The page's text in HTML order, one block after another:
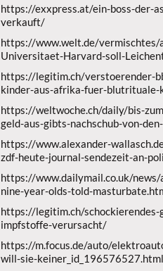
https://exxpress.at/ein-boss-der-
verkauft/
https://www.welt.de/
Universitaet-Harvard-soll-
https://legitim.ch/verstoerender-
kinder-aus-afrika-fuer-
https://weltwoche.ch/daily/bis-
geld-aus-gibts-nachschub-von-
https://www.alexander-
zdf-heute-journal-sendezeit-an-
https://www.dailymail.co.uk/
nine-year-olds-told-
https://legitim.ch/
impfstoffe-verursacht/
https://m.focus.de/auto/
will-sie-keiner_id_196576527.html